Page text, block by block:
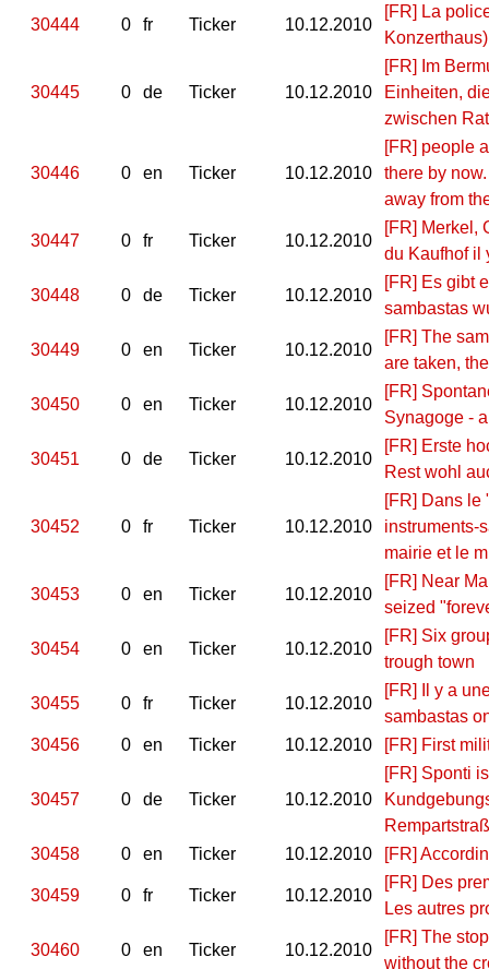
30444 0 fr Ticker 10.12.2010
[FR] La
30445 0 de Ticker 10.12.2010
[FR] Im
Einheiten,
zwischen
30446 0 en Ticker 10.12.2010
[FR] people
there by
away from
30447 0 fr Ticker 10.12.2010
[FR] Merkel,
du Kaufhof il
30448 0 de Ticker 10.12.2010
[FR] Es gibt
sambastas
30449 0 en Ticker 10.12.2010
[FR] The
are taken,
30450 0 en Ticker 10.12.2010
[FR]
Synagoge -
30451 0 de Ticker 10.12.2010
[FR] Erste
Rest wohl
30452 0 fr Ticker 10.12.2010
[FR] Dans le
instruments-
mairie et le
30453 0 en Ticker 10.12.2010
[FR] Near
seized
30454 0 en Ticker 10.12.2010
[FR] Six
trough town
30455 0 fr Ticker 10.12.2010
[FR] Il y a
sambastas
30456
0 en Ticker 10.12.2010 [FR] First
30457 0 de Ticker 10.12.2010
[FR] Sponti
30458
0 en Ticker 10.12.2010 [FR]
30459 0 fr Ticker 10.12.2010
[FR] Des
Les autres
30460 0 en Ticker 10.12.2010
[FR] The
without the